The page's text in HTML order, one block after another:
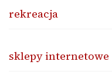
rekreacja
sklepy internetowe